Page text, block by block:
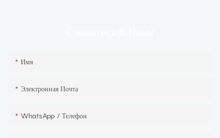
Имя
Электронная Почта
WhatsApp / Телефон